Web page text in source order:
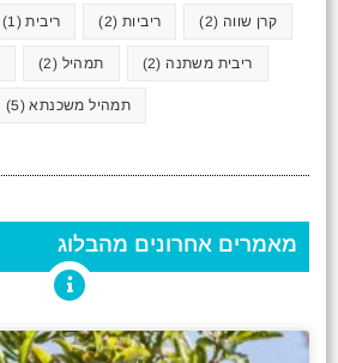
קרן שווה (2) ריביות(2) ריבית(1)
ריבית משתנה (2) תמהיל (2)
תמהיל משכנתא(5)
מאמרים אחרונים מהבלוג